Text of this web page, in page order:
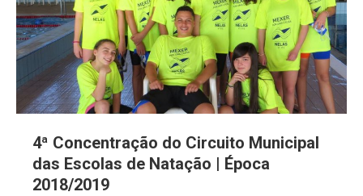
4ª Concentração do Circuito Municipal
das Escolas de Natação | Época
2018/2019